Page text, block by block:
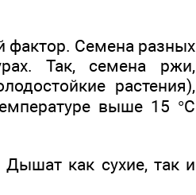
фактор. Семена разных
Так, семена ржи,
растения),
выше 15 °С
как сухие, так и